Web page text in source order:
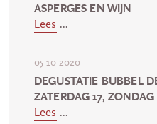
ASPERGES EN WIJN
Lees ...
05-10-2020
DEGUSTATIE BUBBEL
ZATERDAG 17,
Lees ...